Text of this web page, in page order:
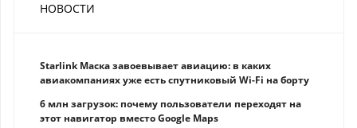
НОВОСТИ
Starlink Маска завоевывает авиацию: в каких
авиакомпаниях уже есть спутниковый Wi-Fi на борту
6 млн загрузок: почему пользователи переходят на
этот навигатор вместо Google Maps